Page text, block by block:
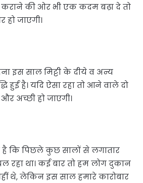
की ओर भी एक कदम बढ़ा दे तो
हो जाएगी।
इस साल मिट्टी के दीये व अन्य
हुई है। यदि ऐसा रहा तो आने वाले दो
अच्छी हो जाएगी।
कि पिछले कुछ सालों से लगातार
रहा था। कई बार तो हम लोग दुकान
थे, लेकिन इस साल हमारे कारोबार